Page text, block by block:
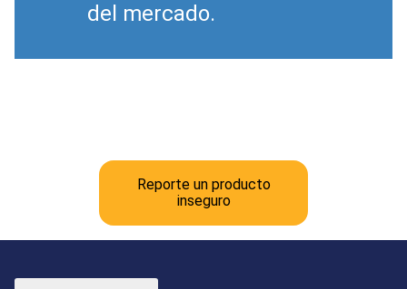
del mercado.
Reporte un producto
inseguro